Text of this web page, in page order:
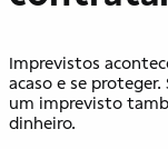
Imprevistos
acaso e se
um imprevisto
dinheiro.